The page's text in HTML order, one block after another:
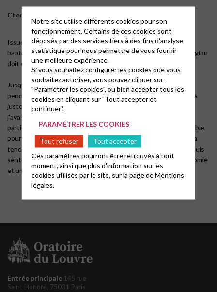
Cheminement :
Issue d’une famille catholique non pratiquante, je n’ai pas été
baptisée à la naissance car mes parents considèrent que la religion
doit être un choix, pas quelque chose que l’on impose.
Jusqu’en 2013, je me considérais comme agnostique. Un jour
pendant un examen médical, j’ai fait une prière, où je demandais
juste de l’apaisement. C’est à ce moment là où j’ai compris que
j’avais la foi. Ensuite, j’ai prié régulièrement, sans formalisme
particulier, tout en sentant la présence de Dieu. Puis j’ai lu la Bible,
pour avoir la parole de Dieu. Enfin le protestantisme ainsi que la
tendance libérale me sont apparus comme évidents car je me suis
sentie Chrétienne, tout en voulant garder une certaine autonomie
et une ouverture d’esprit sur notre monde.
Entrée principale 145 rue
Saint Honoré, 75001 Paris
Notre site utilise différents cookies pour son
fonctionnement. Certains de ces cookies sont
déposés par des services tiers à des fins d'analyse
statistique pour nous permettre de vous fournir
une meilleure expérience.
Si vous souhaitez configurer les cookies que vous
souhaitez autoriser, vous pouvez cliquer sur
"Paramétrer les cookies", ou bien accepter tous les
cookies en cliquant sur "Tout accepter et
continuer".
PARAMÉTRER LES COOKIES
Tout refuser
Tout accepter
Ces paramètres pourront être retrouvés à tout
moment, ainsi que plus d'information sur les
cookies utilisés par le site, sur la page deMentions
légales.